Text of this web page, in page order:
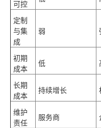
可控
定制
与集
成
弱
初期
成本
低
长期
成本
持续增长
维护
责任
服务商